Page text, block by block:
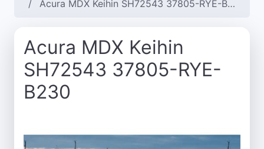
Acura MDX Keihin SH72543 37805-RYE-B230
Acura MDX Keihin
SH72543 37805-RYE-
B230